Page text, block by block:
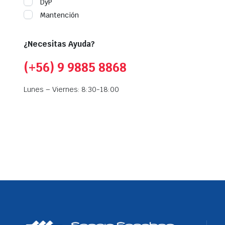
DyP
Mantención
¿Necesitas Ayuda?
(+56) 9 9885 8868
Lunes – Viernes: 8:30-18:00